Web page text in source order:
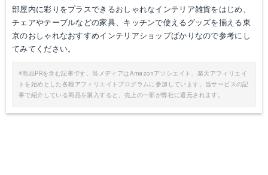
部屋内に彩りをプラスできるおしゃれなインテリア雑貨をはじめ、
チェアやテーブルなどの家具、キッチンで使えるグッズを揃える東
京のおしゃれなおすすめインテリアショップばかりなので参考にし
てみてください。
※商品PRを含む記事です。当メディアはAmazonアソシエイト、楽天アフィリエイ
トを始めとした各種アフィリエイトプログラムに参加しています。当サービスの記
事で紹介している商品を購入すると、売上の一部が弊社に還元されます。